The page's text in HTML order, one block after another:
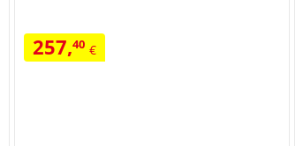
257,40 €